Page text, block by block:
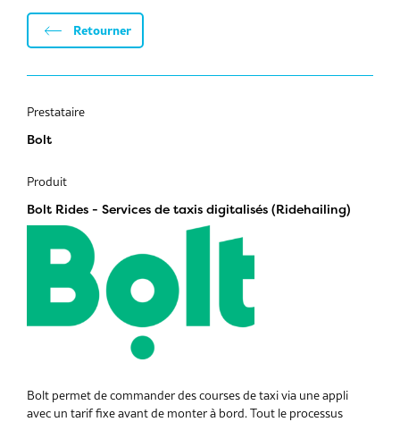
Retourner
Prestataire
Bolt
Produit
Bolt Rides - Services de taxis digitalisés (Ridehailing)
Bolt permet de commander des courses de taxi via une appli
avec un tarif fixe avant de monter à bord. Tout le processus